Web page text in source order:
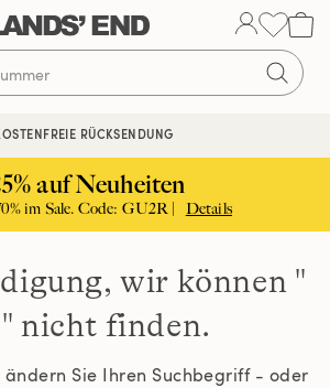
AB 120€ | VERTRAUEN SEIT 1963
RÜCKSENDUNG
auf Neuheiten
im Sale. Code: GU2R | Details
wir können "
nicht finden.
Sie Ihren Suchbegriff - oder